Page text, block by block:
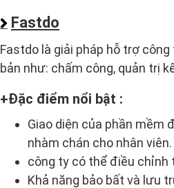
Fastdo
Fastdo là giải pháp hỗ trợ
bản như: chấm công, quản trị
Đặc điểm nổi bật :
Giao diện của phần mềm
nhàm chán cho nhân viên.
công ty có thể điều chỉnh
Khả năng bảo bất và lưu